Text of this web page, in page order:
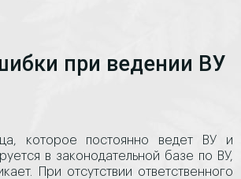
при ведении ВУ
которое постоянно ведет ВУ и
в законодательной базе по ВУ,
При отсутствии ответственного